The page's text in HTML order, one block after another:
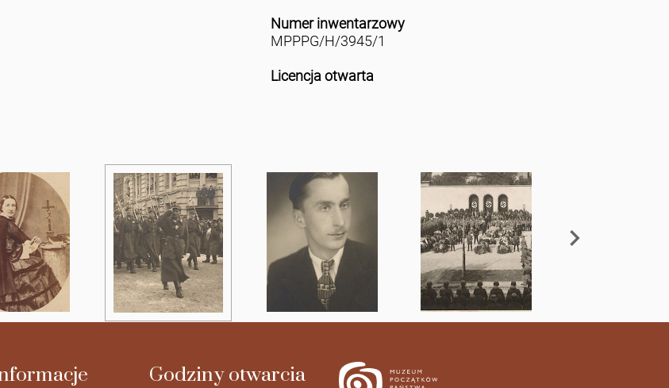
Numer inwentarzowy
MPPPG/H/3945/1
Licencja otwarta
Godziny otwarcia